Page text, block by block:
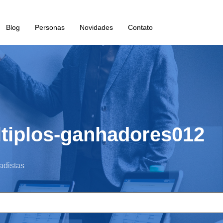
Blog Personas Novidades Contato
ganhadores012